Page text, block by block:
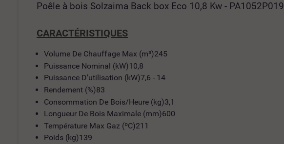
Poêle à bois Solzaima Back box Eco 10,8 Kw - PA1052P019
CARACTÉRISTIQUES
Volume De Chauffage Max (m³)245
Puissance Nominal (kW)10,8
Puissance D’utilisation (kW)7,6 - 14
Rendement (%)83
Consommation De Bois/Heure (kg)3,1
Longueur De Bois Maximale (mm)600
Température Max Gaz (ºC)211
Poids (kg)139